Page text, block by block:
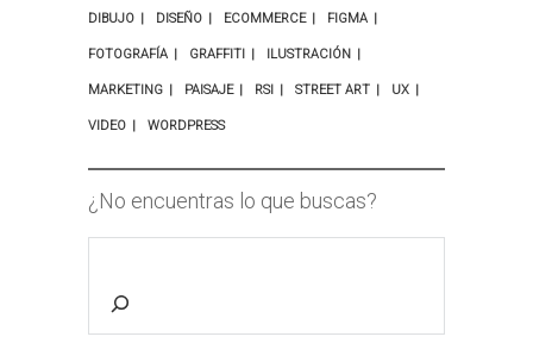
DIBUJO DISEÑO ECOMMERCE FIGMA
FOTOGRAFÍA GRAFFITI ILUSTRACIÓN
MARKETING PAISAJE RSI STREET ART UX
VIDEO WORDPRESS
¿No encuentras lo que buscas?